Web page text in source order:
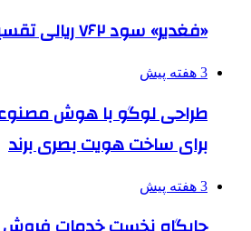
«فغدیر» سود ۷۶۲ ریالی تقسیم کرد
3 هفته پیش
طراحی لوگو با هوش
برای ساخت هویت بصری برند
3 هفته پیش